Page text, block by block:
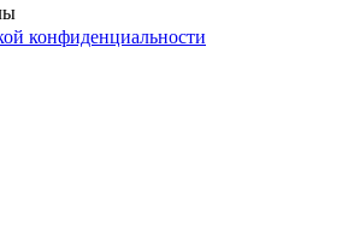
конфиденциальности